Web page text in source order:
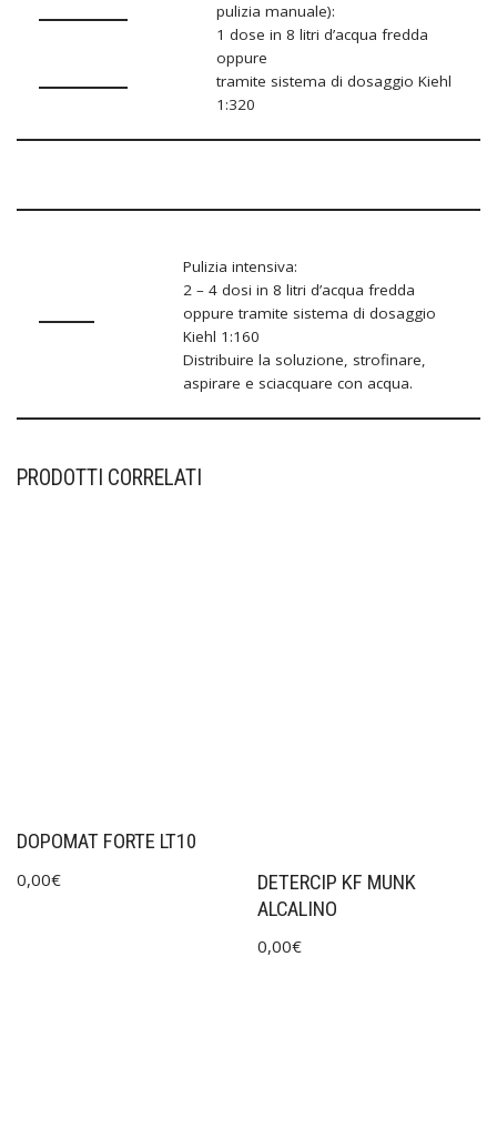
pulizia manuale):
1 dose in 8 litri d’acqua fredda
oppure
tramite sistema di dosaggio Kiehl
1:320
Pulizia intensiva:
2 – 4 dosi in 8 litri d’acqua fredda
oppure tramite sistema di dosaggio
Kiehl 1:160
Distribuire la soluzione, strofinare,
aspirare e sciacquare con acqua.
PRODOTTI CORRELATI
DOPOMAT FORTE LT10
0,00€
DETERCIP KF MUNK
ALCALINO
0,00€